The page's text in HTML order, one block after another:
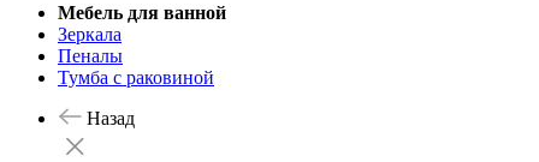
Мебель для ванной
Зеркала
Пеналы
Тумба с раковиной
Назад